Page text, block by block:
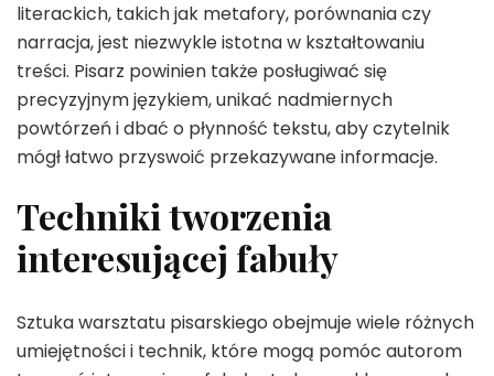
literackich, takich jak metafory, porównania czy
narracja, jest niezwykle istotna w kształtowaniu
treści. Pisarz powinien także posługiwać się
precyzyjnym językiem, unikać nadmiernych
powtórzeń i dbać o płynność tekstu, aby czytelnik
mógł łatwo przyswoić przekazywane informacje.
Techniki tworzenia
interesującej fabuły
Sztuka warsztatu pisarskiego obejmuje wiele różnych
umiejętności i technik, które mogą pomóc autorom